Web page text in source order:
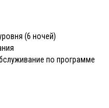
(6 ночей)
по программе